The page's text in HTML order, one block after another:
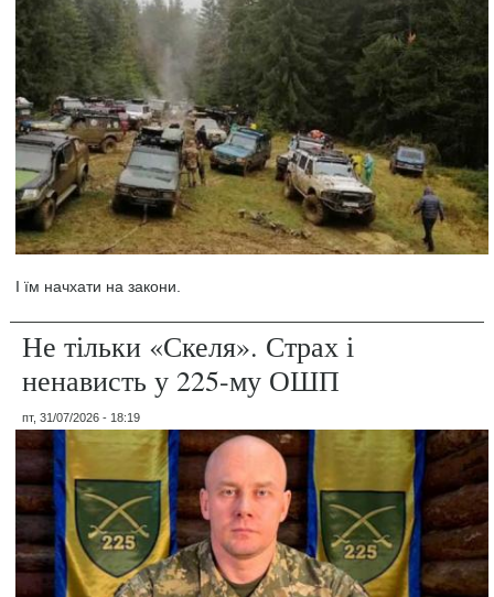
І їм начхати на закони.
Не тільки «Скеля». Страх і
ненависть у 225-му ОШП
пт, 31/07/2026 - 18:19